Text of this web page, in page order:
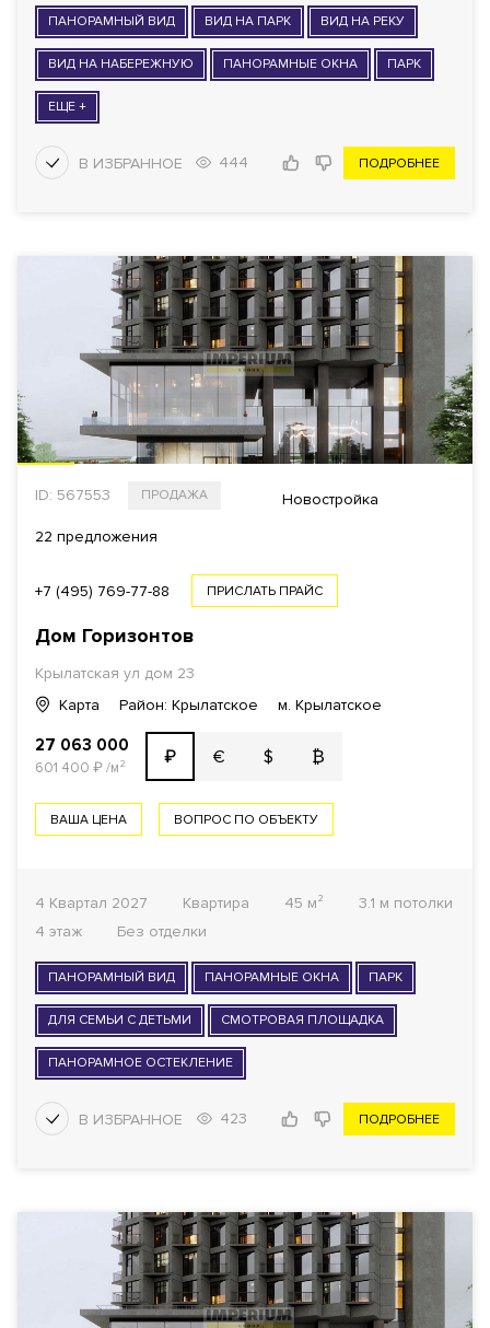
ПАНОРАМНЫЙ ВИД ВИД НА ПАРК ВИД НА РЕКУ
ВИД НА НАБЕРЕЖНУЮ ПАНОРАМНЫЕ ОКНА ПАРК
ЕЩЕ +
444 ПОДРОБНЕЕ
ID: 567553 ПРОДАЖА Новостройка
22 предложения
+7 (495) 769-77-88 ПРИСЛАТЬ ПРАЙС
Дом Горизонтов
Крылатская ул дом 23
Карта
Район: Крылатское м. Крылатское
27 063 000
601 400 ₽/м² ₽ € $ ₿
ВАША ЦЕНА ВОПРОС ПО ОБЪЕКТУ
4 Квартал 2027 Квартира 45 м²
3.1 м потолки
4 этаж
Без отделки
ПАНОРАМНЫЙ ВИД ПАНОРАМНЫЕ ОКНА ПАРК
ДЛЯ СЕМЬИ С ДЕТЬМИ СМОТРОВАЯ ПЛОЩАДКА
ПАНОРАМНОЕ ОСТЕКЛЕНИЕ
423 ПОДРОБНЕЕ